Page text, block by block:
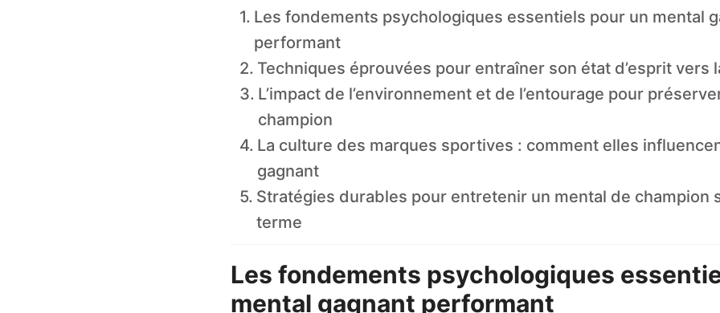
Les fondements psychologiques essentiels pour un mental
performant
Techniques éprouvées pour entraîner son état d’esprit vers
L’impact de l’environnement et de l’entourage pour
champion
La culture des marques sportives : comment elles
gagnant
Stratégies durables pour entretenir un mental de champion
terme
Les fondements psychologiques
mental gagnant performant